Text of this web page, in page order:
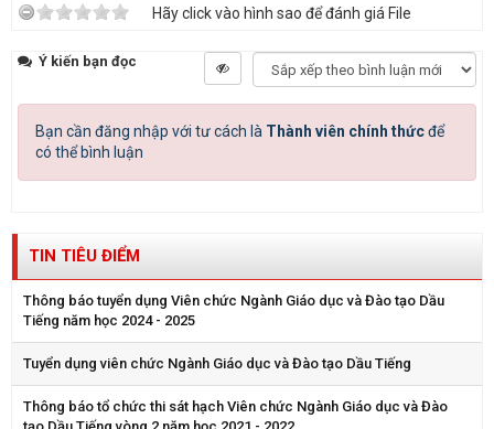
Hãy click vào hình sao để đánh giá File
Ý kiến bạn đọc
Bạn cần đăng nhập với tư cách là Thành viên chính thứcđể
có thể bình luận
TIN TIÊU ĐIỂM
Thông báo tuyển dụng Viên chức Ngành Giáo dục và Đào tạo Dầu
Tiếng năm học 2024 - 2025
Tuyển dụng viên chức Ngành Giáo dục và Đào tạo Dầu Tiếng
Thông báo tổ chức thi sát hạch Viên chức Ngành Giáo dục và Đào